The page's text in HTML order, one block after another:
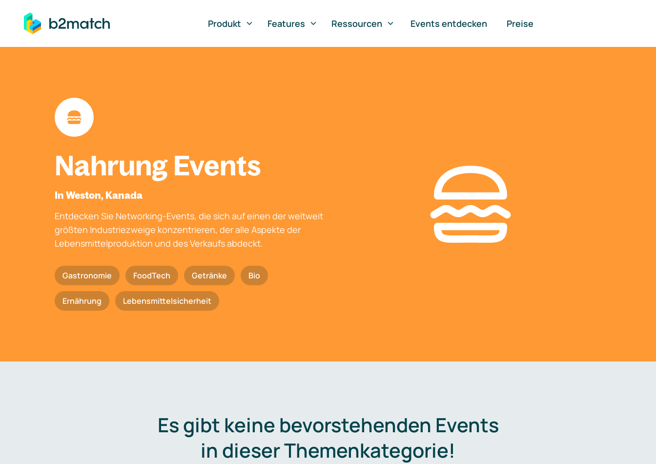
springen
Produkt
Features Ressourcen Events entdecken Preise
Nahrung Events
In Weston, Kanada
Entdecken Sie Networking-Events, die sich auf einen der weltweit
größten Industriezweige konzentrieren, der alle Aspekte der
Lebensmittelproduktion und des Verkaufs abdeckt.
Gastronomie FoodTech Getränke Bio
Ernährung Lebensmittelsicherheit
Es gibt keine bevorstehenden Events
in dieser Themenkategorie!